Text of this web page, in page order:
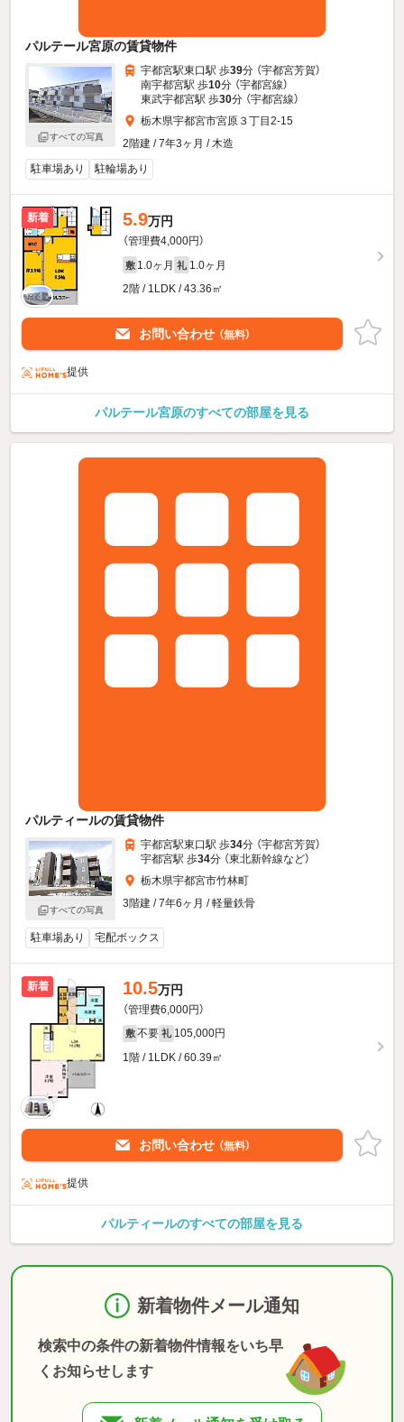
パルテール宮原の賃貸物件
すべての写真
宇都宮駅東口駅 歩39分 （宇都宮芳賀）
南宇都宮駅 歩10分 （宇都宮線）
東武宇都宮駅 歩30分 （宇都宮線）
栃木県宇都宮市宮原３丁目2-15
2階建 / 7年3ヶ月 / 木造
駐車場あり
駐輪場あり
新着 5.9万円
（管理費4,000円）
敷 1.0ヶ月 礼 1.0ヶ月
2階 / 1LDK / 43.36㎡
お問い合わせ （無料）
提供
パルテール宮原のすべての部屋を見る
パルティールの賃貸物件
すべての写真
宇都宮駅東口駅 歩34分 （宇都宮芳賀）
宇都宮駅 歩34分 （東北新幹線など）
栃木県宇都宮市竹林町
3階建 / 7年6ヶ月 / 軽量鉄骨
駐車場あり 宅配ボックス
新着 10.5万円
（管理費6,000円）
敷 不要 礼 105,000円
1階 / 1LDK / 60.39㎡
お問い合わせ （無料）
提供
パルティールのすべての部屋を見る
新着物件メール通知
検索中の条件の新着物件情報をいち早
くお知らせします